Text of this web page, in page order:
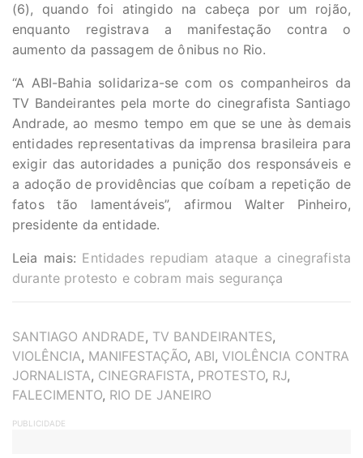
(6), quando foi atingido na cabeça por um rojão,
enquanto registrava a manifestação contra o
aumento da passagem de ônibus no Rio.
“A ABI-Bahia solidariza-se com os companheiros da
TV Bandeirantes pela morte do cinegrafista Santiago
Andrade, ao mesmo tempo em que se une às demais
entidades representativas da imprensa brasileira para
exigir das autoridades a punição dos responsáveis e
a adoção de providências que coíbam a repetição de
fatos tão lamentáveis”, afirmou Walter Pinheiro,
presidente da entidade.
Leia mais: Entidades repudiam ataque a cinegrafista
durante protesto e cobram mais segurança
TAGS
SANTIAGO ANDRADE, TV BANDEIRANTES,
VIOLÊNCIA, MANIFESTAÇÃO, ABI, VIOLÊNCIA CONTRA
JORNALISTA, CINEGRAFISTA, PROTESTO, RJ,
FALECIMENTO, RIO DE JANEIRO
PUBLICIDADE